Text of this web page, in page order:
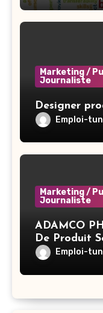
Marketing /
Journaliste
Designer
Emploi-
Marketing /
Journaliste
ADAMCO
De Produit
Emploi-